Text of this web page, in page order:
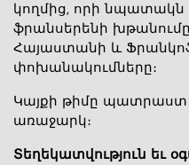
կողմից, որի նպատակն
ֆրանսերենի
Հայաստանի և
փոխանակումները։
Կայքի թիմը պատրաստ
առաջարկ։
Տեղեկատվություն եւ